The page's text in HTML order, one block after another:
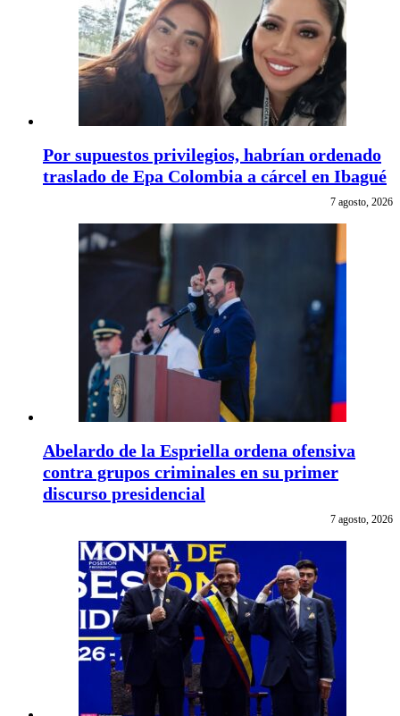
Por supuestos privilegios, habrían ordenado
traslado de Epa Colombia a cárcel en Ibagué
7 agosto, 2026
Abelardo de la Espriella ordena ofensiva
contra grupos criminales en su primer
discurso presidencial
7 agosto, 2026